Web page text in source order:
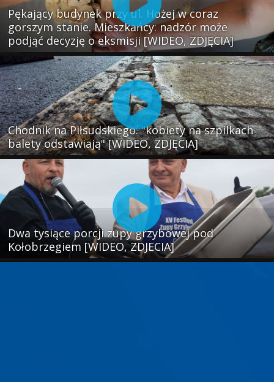
Pękający budynek przy ul. Hożej w coraz
gorszym stanie. Mieszkańcy: nadzór może
podjąć decyzję o eksmisji [WIDEO, ZDJĘCIA]
Chodnik na Piłsudskiego: "kobiety na szpilkach
balety odstawiają" [WIDEO, ZDJĘCIA]
Dwa tysiące porcji zupy grzybowej pod
Kołobrzegiem [WIDEO, ZDJECIA]